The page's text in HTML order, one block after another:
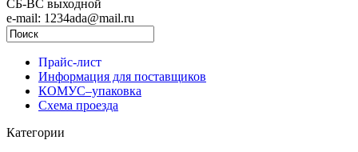
СБ-ВС выходной
e-mail: 1234ada@mail.ru
Прайс-лист
Информация для поставщиков
КОМУС–упаковка
Схема проезда
Категории